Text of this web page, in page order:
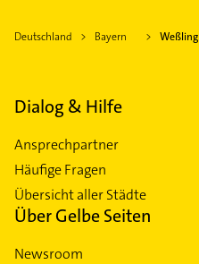
Deutschland Bayern Weßling
Dialog & Hilfe
Ansprechpartner
Häufige Fragen
Übersicht aller Städte
Über Gelbe Seiten
Newsroom